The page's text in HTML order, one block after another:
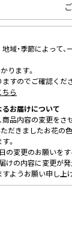
域・季節によって
ります。
すのでご確認くだ
ら
お届けについて
商品内容の変更を
だきましたお花の
。
の変更のお願いを
けの内容に変更が
ようお願い申し上